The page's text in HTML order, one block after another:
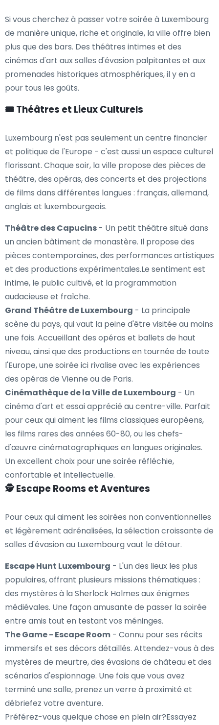
Si vous cherchez à passer votre soirée à Luxembourg
de manière unique, riche et originale, la ville offre bien
plus que des bars. Des théâtres intimes et des
cinémas d'art aux salles d'évasion palpitantes et aux
promenades historiques atmosphériques, il y en a
pour tous les goûts.
🎟️ Théâtres et Lieux Culturels
Luxembourg n'est pas seulement un centre financier
et politique de l'Europe - c'est aussi un espace culturel
florissant. Chaque soir, la ville propose des pièces de
théâtre, des opéras, des concerts et des projections
de films dans différentes langues : français, allemand,
anglais et luxembourgeois.
Théâtre des Capucins - Un petit théâtre situé dans
un ancien bâtiment de monastère. Il propose des
pièces contemporaines, des performances artistiques
et des productions expérimentales.Le sentiment est
intime, le public cultivé, et la programmation
audacieuse et fraîche.
Grand Théâtre de Luxembourg - La principale
scène du pays, qui vaut la peine d'être visitée au moins
une fois. Accueillant des opéras et ballets de haut
niveau, ainsi que des productions en tournée de toute
l'Europe, une soirée ici rivalise avec les expériences
des opéras de Vienne ou de Paris.
Cinémathèque de la Ville de Luxembourg - Un
cinéma d'art et essai apprécié au centre-ville. Parfait
pour ceux qui aiment les films classiques européens,
les films rares des années 60-80, ou les chefs-
d'œuvre cinématographiques en langues originales.
Un excellent choix pour une soirée réfléchie,
confortable et intellectuelle.
🕵️ Escape Rooms et Aventures
Pour ceux qui aiment les soirées non conventionnelles
et légèrement adrénalisées, la sélection croissante de
salles d'évasion au Luxembourg vaut le détour.
Escape Hunt Luxembourg - L'un des lieux les plus
populaires, offrant plusieurs missions thématiques :
des mystères à la Sherlock Holmes aux énigmes
médiévales. Une façon amusante de passer la soirée
entre amis tout en testant vos méninges.
The Game - Escape Room - Connu pour ses récits
immersifs et ses décors détaillés. Attendez-vous à des
mystères de meurtre, des évasions de château et des
scénarios d'espionnage. Une fois que vous avez
terminé une salle, prenez un verre à proximité et
débriefez votre aventure.
Préférez-vous quelque chose en plein air?Essayez